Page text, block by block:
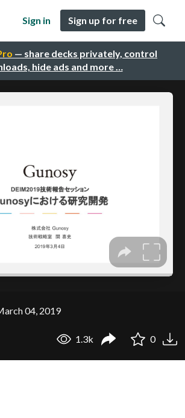
— share decks privately, control
hide ads and more …
Sign in Sign up for free
04, 2019
1.3k 0